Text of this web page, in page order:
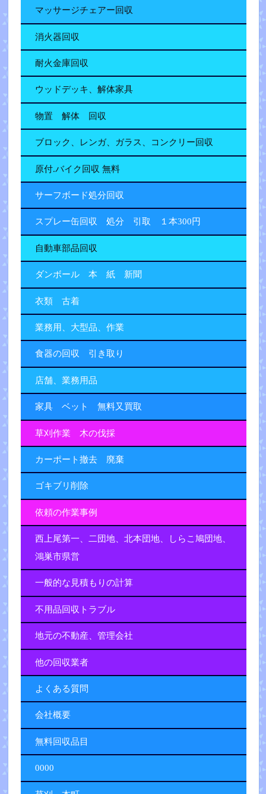
マッサージチェアー回収
消火器回収
耐火金庫回収
ウッドデッキ、解体家具
物置 解体 回収
ブロック、レンガ、ガラス、コンクリー回収
原付.バイク回収 無料
サーフボード処分回収
スプレー缶回収 処分 引取 １本300円
自動車部品回収
ダンボール 本 紙 新聞
衣類 古着
業務用、大型品、作業
食器の回収 引き取り
店舗、業務用品
家具 ベット 無料又買取
草刈作業 木の伐採
カーポート撤去 廃棄
ゴキブリ削除
依頼の作業事例
西上尾第一、二団地、北本団地、しらこ鳩団地、
鴻巣市県営
一般的な見積もりの計算
不用品回収トラブル
地元の不動産、管理会社
他の回収業者
よくある質問
会社概要
無料回収品目
0000